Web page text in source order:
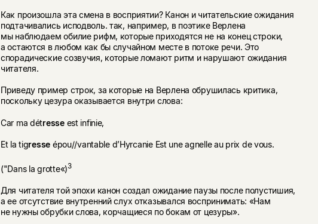
Как произошла эта смена в восприятии? Канон и читательские ожидания
подтачивались исподволь. так, например, в поэтике Верлена
мы наблюдаем обилие рифм, которые приходятся не на конец строки,
а остаются в любом как бы случайном месте в потоке речи. Это
спорадические созвучия, которые ломают ритм и нарушают ожидания
читателя.
Приведу пример строк, за которые на Верлена обрушилась критика,
поскольку цезура оказывается внутри слова:
Car ma détresse est infinie,
Et la tigresse épou//vantable d’Hyrcanie Est une agnelle au prix de vous.
("Dans la grotte«)3
Для читателя той эпохи канон создал ожидание паузы после полустишия,
а ее отсутствие внутренний слух отказывался воспринимать: «Нам
не нужны обрубки слова, корчащиеся по бокам от цезуры».